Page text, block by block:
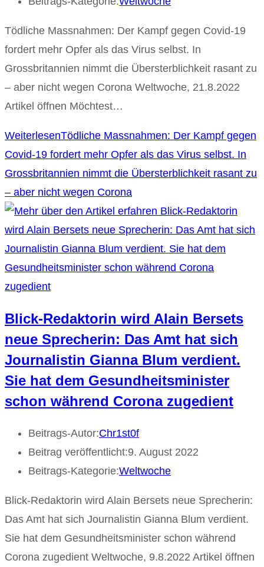
Tödliche Massnahmen: Der Kampf gegen Covid-19
fordert mehr Opfer als das Virus selbst. In
Grossbritannien nimmt die Übersterblichkeit rasant zu
– aber nicht wegen Corona Weltwoche, 21.8.2022
Artikel öffnen Möchtest…
WeiterlesenTödliche Massnahmen: Der Kampf gegen
Covid-19 fordert mehr Opfer als das Virus selbst. In
Grossbritannien nimmt die Übersterblichkeit rasant zu
– aber nicht wegen Corona
Blick-Redaktorin wird Alain Bersets
neue Sprecherin: Das Amt hat sich
Journalistin Gianna Blum verdient.
Sie hat dem Gesundheitsminister
schon während Corona zugedient
Beitrags-Autor:Chr1st0f
Beitrag veröffentlicht:9. August 2022
Beitrags-Kategorie:Weltwoche
Blick-Redaktorin wird Alain Bersets neue Sprecherin:
Das Amt hat sich Journalistin Gianna Blum verdient.
Sie hat dem Gesundheitsminister schon während
Corona zugedient Weltwoche, 9.8.2022 Artikel öffnen